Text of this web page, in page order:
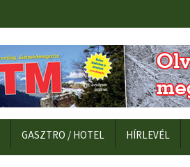
GASZTRO / HOTEL HÍRLEVÉL